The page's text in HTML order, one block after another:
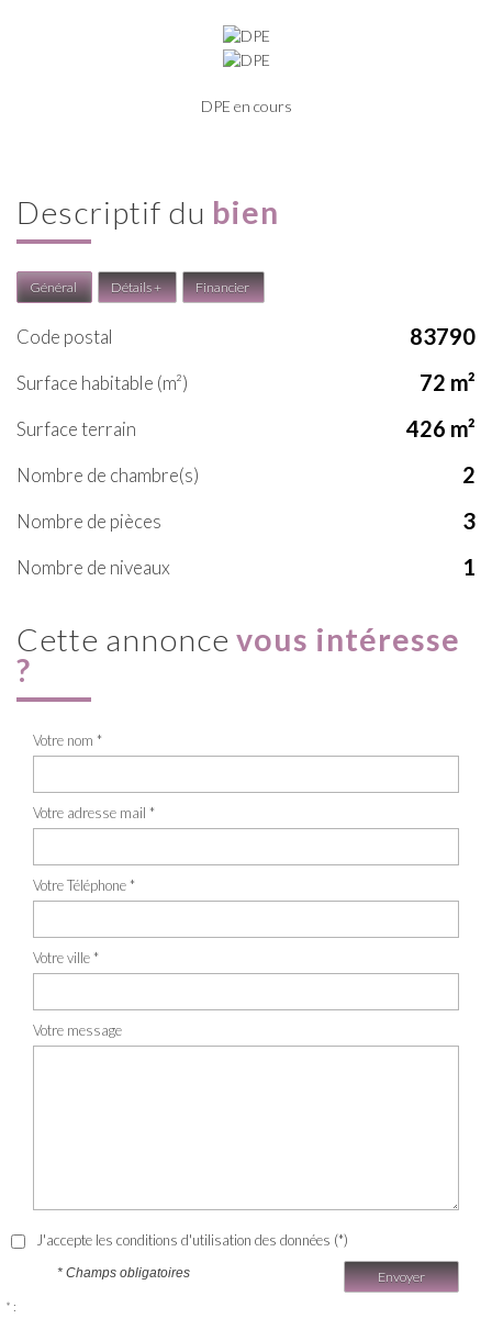
DPE en cours
descriptif du bien
Général Détails + Financier
Code postal 83790
Surface habitable (m²) 72 m²
surface terrain 426 m²
Nombre de chambre(s) 2
Nombre de pièces 3
Nombre de niveaux 1
cette annonce vous intéresse
?
Votre nom *
Votre adresse mail *
Votre Téléphone *
Votre ville *
Votre message
J'accepte les conditions d'utilisation des données (*)
Envoyer
* Champs obligatoires
* :